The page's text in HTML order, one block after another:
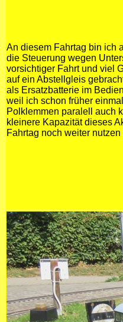
An diesem Fahrtag bin ich
die Steuerung wegen
vorsichtiger Fahrt und viel
auf ein Abstellgleis
als Ersatzbatterie im
weil ich schon früher
Polklemmen paralell auch
kleinere Kapazität dieses
Fahrtag noch weiter nutzen